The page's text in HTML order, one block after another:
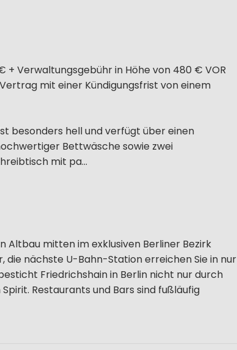
+ Verwaltungsgebühr in Höhe von 480 € VOR
mit einer Kündigungsfrist von einem
besonders hell und verfügt über einen
Bettwäsche sowie zwei
mit pa...
Altbau mitten im exklusiven Berliner Bezirk
die nächste U-Bahn-Station erreichen Sie in nur
Friedrichshain in Berlin nicht nur durch
Restaurants und Bars sind fußläufig